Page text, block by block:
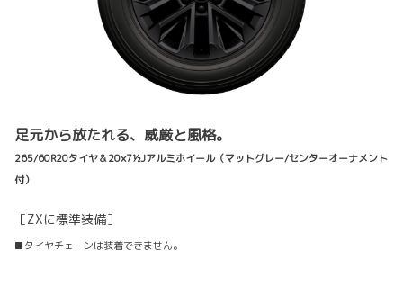
足元から放たれる、威厳と風格。
265/60R20タイヤ＆20×7½Jアルミホイール（マットグレー/センターオーナメント
付）
［ZXに標準装備］
■タイヤチェーンは装着できません。